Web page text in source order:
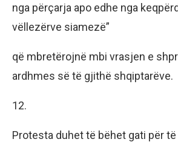
nga përçarja apo edhe nga
vëllezërve siamezë”
që mbretërojnë mbi vrasjen e
ardhmes së të gjithë shqiptarëve.
12.
Protesta duhet të bëhet gati për të